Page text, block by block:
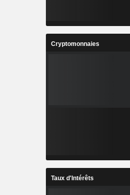
Cryptomonnaies
Taux d'Intérêts